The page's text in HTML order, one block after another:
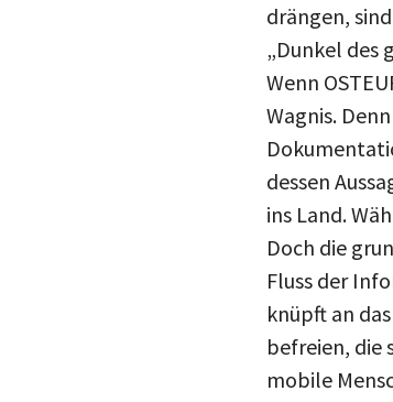
drängen,
„Dunkel des
Wenn
Wagnis.
dessen
ins Land.
Doch die
Fluss der
knüpft an
befreien, die
mobile